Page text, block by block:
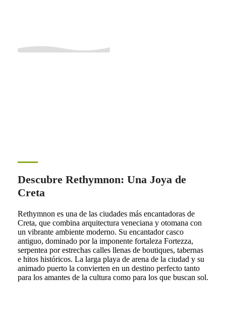
Descubre Rethymnon: Una Joya de
Creta
Rethymnon es una de las ciudades más encantadoras de
Creta, que combina arquitectura veneciana y otomana con
un vibrante ambiente moderno. Su encantador casco
antiguo, dominado por la imponente fortaleza Fortezza,
serpentea por estrechas calles llenas de boutiques, tabernas
e hitos históricos. La larga playa de arena de la ciudad y su
animado puerto la convierten en un destino perfecto tanto
para los amantes de la cultura como para los que buscan sol.